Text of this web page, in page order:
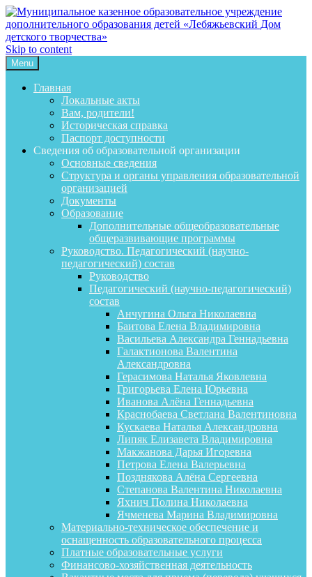
Skip to content
Menu
Главная
Локальные акты
Вам, родители!
Историческая справка
Паспорт доступности
Сведения об образовательной организации
Основные сведения
Структура и органы управления образовательной
организацией
Документы
Образование
Дополнительные общеобразовательные
общеразвивающие программы
Руководство. Педагогический (научно-
педагогический) состав
Руководство
Педагогический (научно-педагогический)
состав
Анчугина Ольга Николаевна
Баитова Елена Владимировна
Васильева Александра Геннадьевна
Галактионова Валентина
Александровна
Герасимова Наталья Яковлевна
Григорьева Елена Юрьевна
Иванова Алёна Геннадьевна
Краснобаева Светлана Валентиновна
Кускаева Наталья Александровна
Липяк Елизавета Владимировна
Макжанова Дарья Игоревна
Петрова Елена Валерьевна
Позднякова Алёна Сергеевна
Степанова Валентина Николаевна
Яхнич Полина Николаевна
Ячменева Марина Владимировна
Материально-техническое обеспечение и
оснащенность образовательного процесса
Платные образовательные услуги
Финансово-хозяйственная деятельность